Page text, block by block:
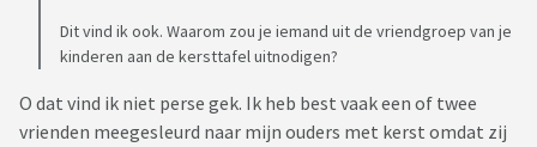
Dit vind ik ook. Waarom zou je iemand uit de vriendgroep van je
kinderen aan de kersttafel uitnodigen?
O dat vind ik niet perse gek. Ik heb best vaak een of twee
vrienden meegesleurd naar mijn ouders met kerst omdat zij